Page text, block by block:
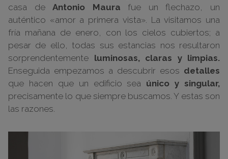
casa deAntonio Maura fue un flechazo, un
auténtico «amor a primera vista». La visitamos una
fría mañana de enero, con los cielos cubiertos; a
pesar de ello, todas sus estancias nos resultaron
sorprendentemente luminosas, claras y limpias.
Enseguida empezamos a descubrir esos detalles
que hacen que un edificio sea único y singular,
precisamente lo que siempre buscamos. Y estas son
las razones.